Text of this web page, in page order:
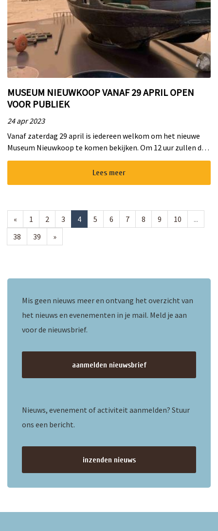
MUSEUM NIEUWKOOP VANAF 29 APRIL OPEN
VOOR PUBLIEK
24 apr 2023
Vanaf zaterdag 29 april is iedereen welkom om het nieuwe
Museum Nieuwkoop te komen bekijken. Om 12 uur zullen de
vrijwilligers de deuren openen. Voor deze feestelijke
Lees meer
« 1 2 3 4 5 6 7 8 9 10
...
38
39 »
Mis geen nieuws meer en ontvang het overzicht van
het nieuws en evenementen in je mail. Meld je aan
voor de nieuwsbrief.
aanmelden nieuwsbrief
Nieuws, evenement of activiteit aanmelden? Stuur
ons een bericht.
inzenden nieuws